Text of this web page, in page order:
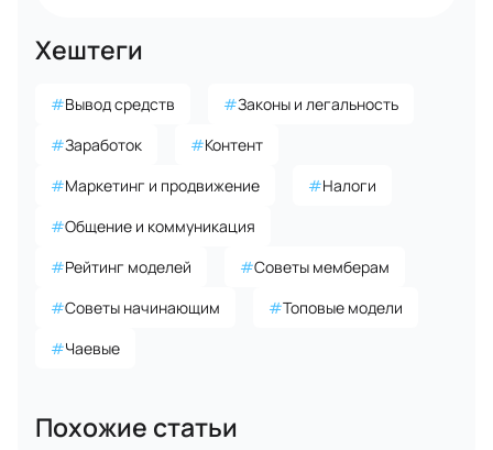
Хештеги
#Вывод средств #Законы и легальность
#Заработок #Контент
#Маркетинг и продвижение #Налоги
#Общение и коммуникация
#Рейтинг моделей #Советы мемберам
#Советы начинающим #Топовые модели
#Чаевые
Похожие статьи